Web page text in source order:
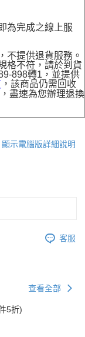
為完成之線上服
不提供退貨服務。
格不符，請於到貨
898轉1，並提供
，該商品仍需回收
盡速為您辦理退換
顯示電腦版詳細說明
客服
查看全部
5折)